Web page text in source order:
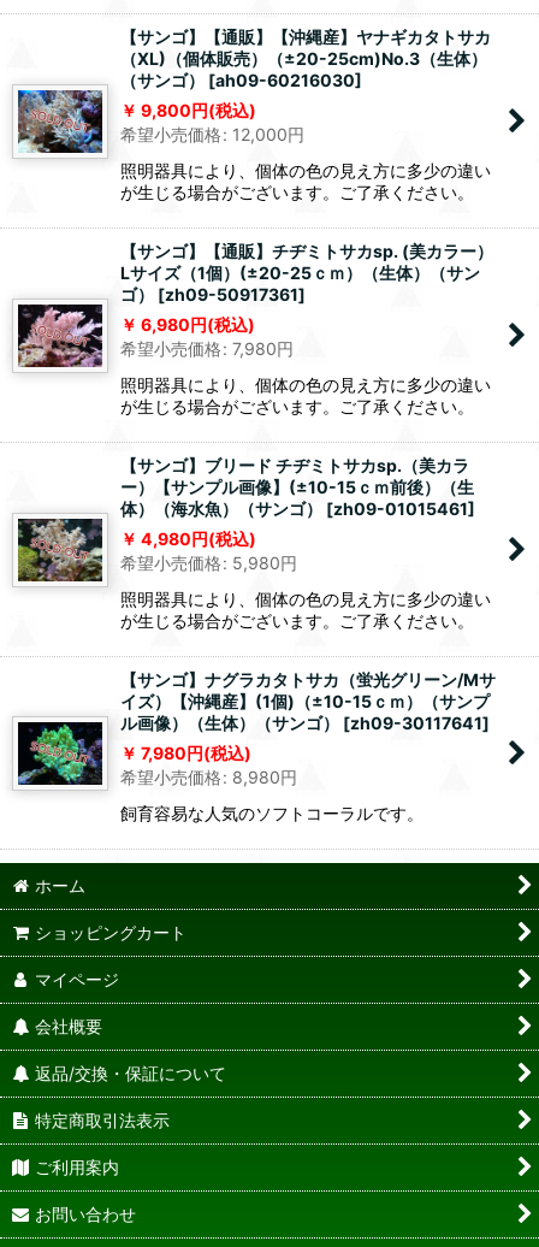
【サンゴ】【通販】【沖縄産】ヤナギカタトサカ
（XL)（個体販売）（±20-25cm)No.3（生体）
（サンゴ）
[ah09-60216030]
9,800円(税込)
希望小売価格: 12,000円
照明器具により、個体の色の見え方に多少の違い
が生じる場合がございます。ご了承ください。
【サンゴ】【通販】チヂミトサカsp. (美カラー）
Lサイズ（1個）(±20-25ｃｍ）（生体）（サン
ゴ）
[zh09-50917361]
6,980円(税込)
希望小売価格: 7,980円
照明器具により、個体の色の見え方に多少の違い
が生じる場合がございます。ご了承ください。
【サンゴ】ブリード チヂミトサカsp.（美カラ
ー）【サンプル画像】(±10-15ｃｍ前後）（生
体）（海水魚）（サンゴ）
[zh09-01015461]
4,980円(税込)
希望小売価格: 5,980円
照明器具により、個体の色の見え方に多少の違い
が生じる場合がございます。ご了承ください。
【サンゴ】ナグラカタトサカ（蛍光グリーン/Mサ
イズ）【沖縄産】(1個)（±10-15ｃｍ）（サンプ
ル画像）（生体）（サンゴ）
[zh09-30117641]
7,980円(税込)
希望小売価格: 8,980円
飼育容易な人気のソフトコーラルです。
ホーム
ショッピングカート
マイページ
会社概要
返品/交換・保証について
特定商取引法表示
ご利用案内
お問い合わせ